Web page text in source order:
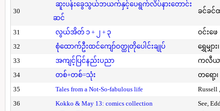
30
ဆူးပန်းခွေသွယ်ဘယက်နှင့်ပေရွက်လိပ်နားတောင်း
ဆင်
ခင်ခင်
31 လွယ်အိတ် ၁ + ၂ + ၃
ဝင်းဖေ
32
စုံထောက်ဦးထင်ကျော်ဝတ္ထုတိုပေါင်းချုပ်
ရွှေမျှား
33
အကျင့်ပြင်နည်းပညာ
ကလီယာ
34
တစ်+တစ်=သုံး
တရော့၊
35
Tales from a Not-So-fabulous life
Russell
36
Kokko & May 13: comics collection
See,